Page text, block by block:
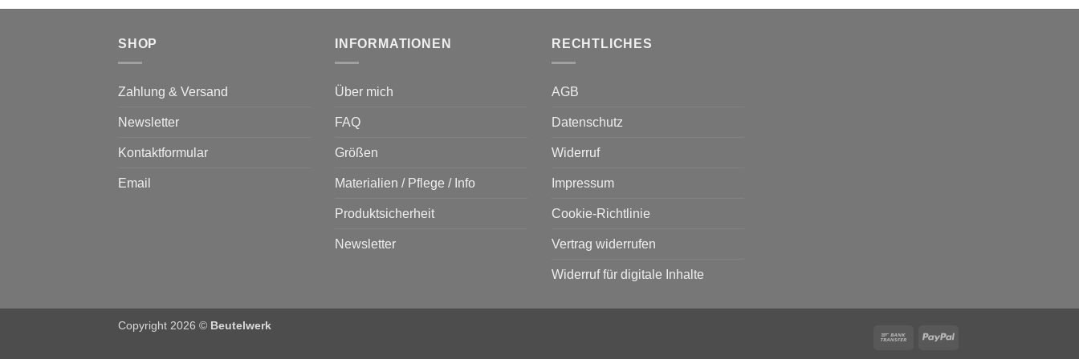
Optionen
auf
der
gewählt
werden
SHOP
Zahlung & Versand
Newsletter
Kontaktformular
Email
INFORMATIONEN
Über mich
FAQ
Größen
Materialien / Pflege / Info
Produktsicherheit
Newsletter
RECHTLICHES
AGB
Datenschutz
Widerruf
Impressum
Cookie-Richtlinie
Vertrag widerrufen
Widerruf für digitale Inhalte
Bank
PayPal
Copyright 2026 © Beutelwerk